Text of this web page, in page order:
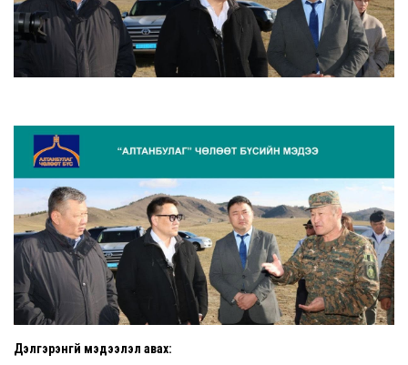
Дэлгэрэнгүй мэдээлэл авах: